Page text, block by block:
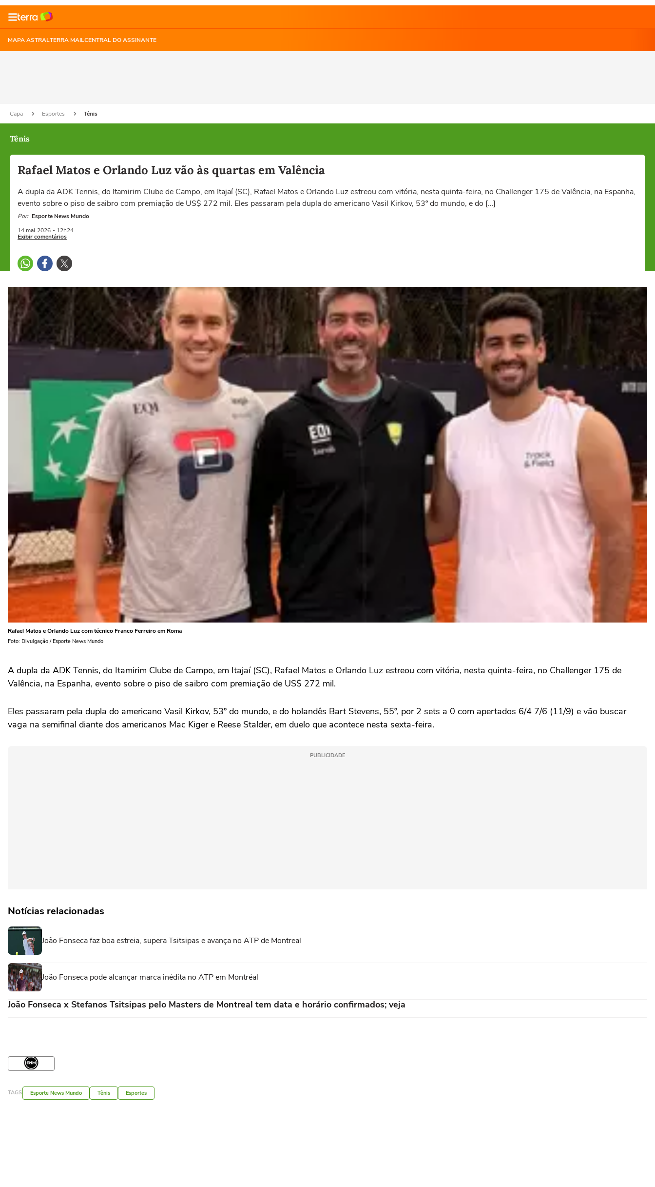
MAPA ASTRALTERRA MAILCENTRAL DO ASSINANTE
Capa Esportes Tênis
Tênis
Rafael Matos e Orlando Luz vão às quartas em Valência
A dupla da ADK Tennis, do Itamirim Clube de Campo, em Itajaí (SC), Rafael Matos e Orlando Luz estreou com vitória, nesta quinta-feira, no Challenger 175 de Valência, na Espanha,
evento sobre o piso de saibro com premiação de US$ 272 mil. Eles passaram pela dupla do americano Vasil Kirkov, 53º do mundo, e do […]
Por: Esporte News Mundo
14 mai 2026 - 12h24
Exibir comentários
Rafael Matos e Orlando Luz com técnico Franco Ferreiro em Roma
Foto: Divulgação / Esporte News Mundo
A dupla da ADK Tennis, do Itamirim Clube de Campo, em Itajaí (SC), Rafael Matos e Orlando Luz estreou com vitória, nesta quinta-feira, no Challenger 175 de
Valência, na Espanha, evento sobre o piso de saibro com premiação de US$ 272 mil.
Eles passaram pela dupla do americano Vasil Kirkov, 53º do mundo, e do holandês Bart Stevens, 55º, por 2 sets a 0 com apertados 6/4 7/6 (11/9) e vão buscar
vaga na semifinal diante dos americanos Mac Kiger e Reese Stalder, em duelo que acontece nesta sexta-feira.
PUBLICIDADE
Notícias relacionadas
João Fonseca faz boa estreia, supera Tsitsipas e avança no ATP de Montreal
João Fonseca pode alcançar marca inédita no ATP em Montréal
João Fonseca x Stefanos Tsitsipas pelo Masters de Montreal tem data e horário confirmados; veja
TAGS Esporte News Mundo Tênis Esportes